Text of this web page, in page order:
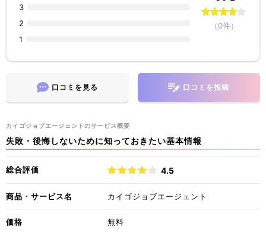
3
2
1
（0件）
口コミを見る 口コミを投稿
カイゴジョブエージェントのサービス概要
失敗・後悔しないために知っておきたい基本情報
総合評価 4.5
商品・サービス名 カイゴジョブエージェント
価格 無料